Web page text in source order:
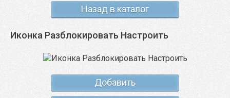
Назад в каталог
Иконка Разблокировать Настроить
Добавить